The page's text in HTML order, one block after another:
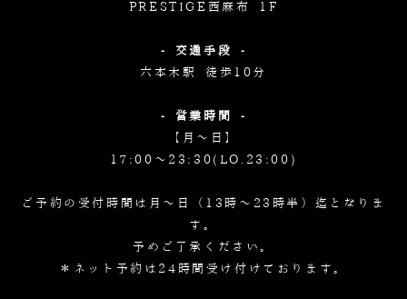
PRESTIGE西麻布 1F
- 交通手段 -
六本木駅 徒歩10分
- 営業時間 -
【月～日】
17:00～23:30(LO.23:00)
ご予約の受付時間は月～日（13時～23時半）迄となりま
す。
予めご了承ください。
＊ネット予約は24時間受け付けております。